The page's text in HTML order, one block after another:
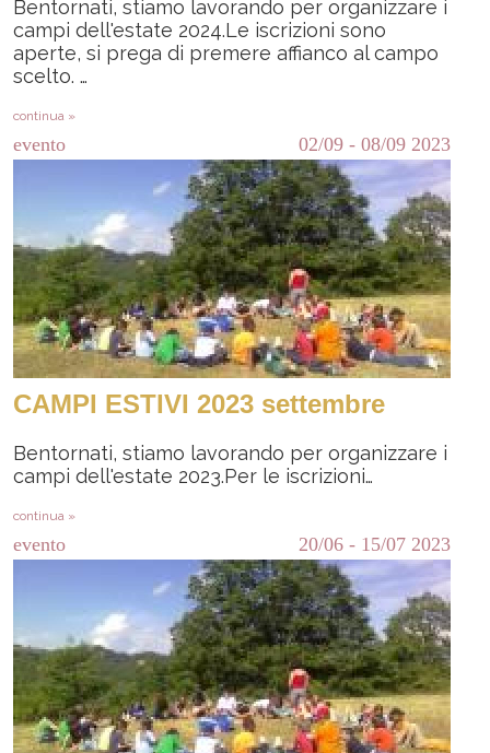
Bentornati, stiamo lavorando per organizzare i
campi dell'estate 2024.Le iscrizioni sono
aperte, si prega di premere affianco al campo
scelto. …
continua »
evento 02/09 - 08/09 2023
CAMPI ESTIVI 2023 settembre
Bentornati, stiamo lavorando per organizzare i
campi dell'estate 2023.Per le iscrizioni…
continua »
evento 20/06 - 15/07 2023